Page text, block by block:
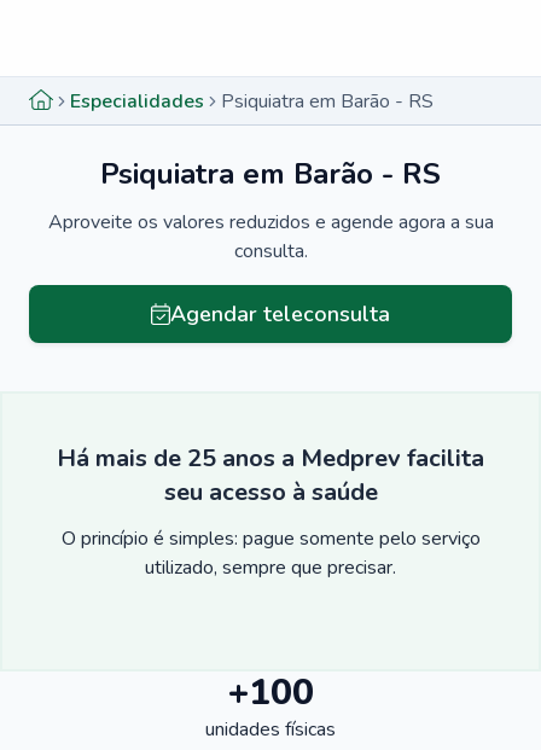
Especialidades Psiquiatra em Barão - RS
Psiquiatra em Barão - RS
Aproveite os valores reduzidos e agende agora a sua
consulta.
Agendar teleconsulta
Há mais de 25 anos a Medprev facilita
seu acesso à saúde
O princípio é simples: pague somente pelo serviço
utilizado, sempre que precisar.
+100
unidades físicas